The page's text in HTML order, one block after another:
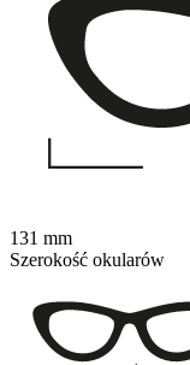
131 mm
Szerokość okularów